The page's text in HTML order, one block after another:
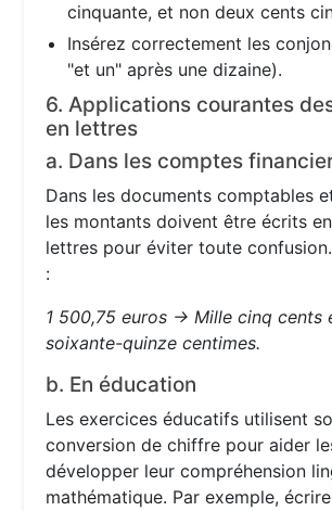
cinquante, et non deux cents
Insérez correctement les
"et un" après une dizaine).
6. Applications courantes
en lettres
a. Dans les comptes
Dans les documents comptables
les montants doivent être écrits
lettres pour éviter toute
:
1 500,75 euros → Mille cinq cents
soixante-quinze centimes.
b. En éducation
Les exercices éducatifs utilisent
conversion de chiffre pour aider
développer leur compréhension
mathématique. Par exemple,